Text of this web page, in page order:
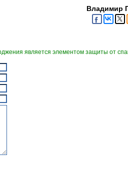
Владимир
является элементом защиты от